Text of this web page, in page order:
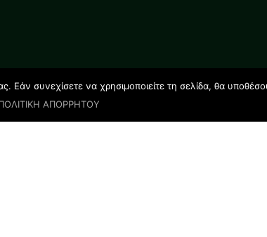
συνεχίσετε να χρησιμοποιείτε τη σελίδα, θα
ΑΠΟΡΡΗΤΟΥ